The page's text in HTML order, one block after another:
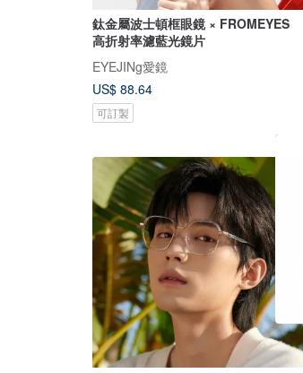
鈦金屬波士頓框眼鏡 × FROMEYES
高折射率濾藍光鏡片
EYEJINg愛鏡
US$ 88.64
可訂製